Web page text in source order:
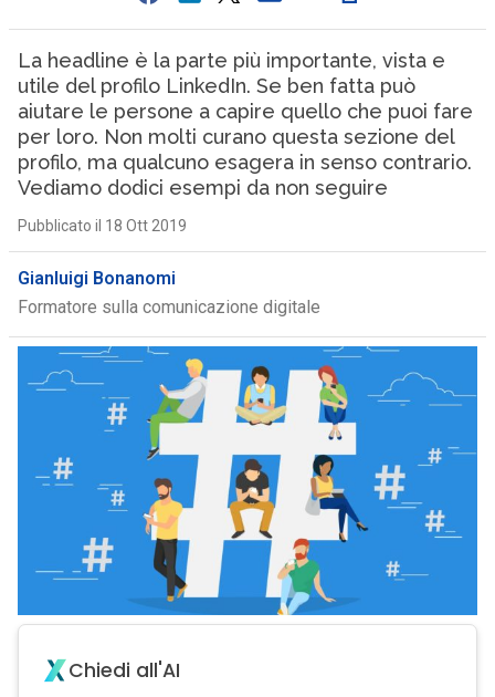
La headline è la parte più importante, vista e
utile del profilo LinkedIn. Se ben fatta può
aiutare le persone a capire quello che puoi fare
per loro. Non molti curano questa sezione del
profilo, ma qualcuno esagera in senso contrario.
Vediamo dodici esempi da non seguire
Pubblicato il 18 Ott 2019
Gianluigi Bonanomi
Formatore sulla comunicazione digitale
Chiedi all'AI